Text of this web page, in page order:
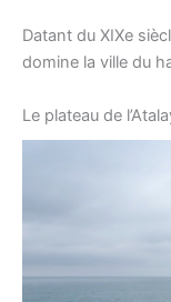
Datant du XIXe
domine la ville du
Le plateau de